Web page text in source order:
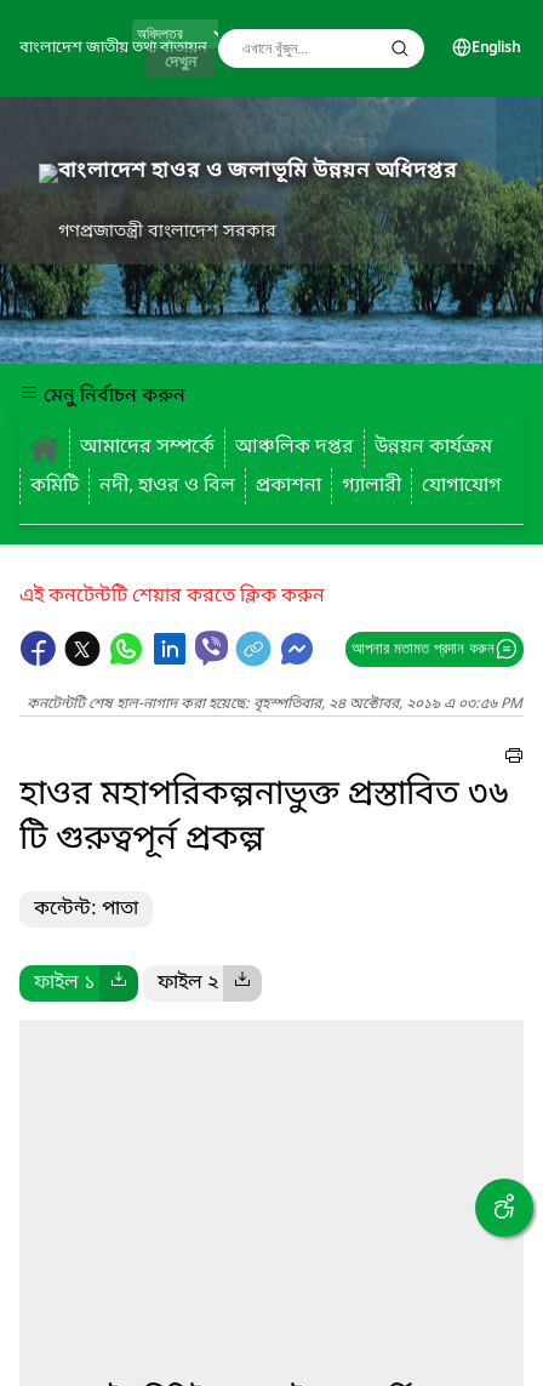
বাংলাদেশ জাতীয় তথ্য বাতায়ন
দেখুন
English
বাংলাদেশ হাওর ও জলাভূমি উন্নয়ন অধিদপ্তর
গণপ্রজাতন্ত্রী বাংলাদেশ সরকার
মেনু নির্বাচন করুন
আমাদের সম্পর্কে
আঞ্চলিক দপ্তর
উন্নয়ন কার্যক্রম
কমিটি
নদী, হাওর ও বিল প্রকাশনা গ্যালারী যোগাযোগ
এই কনটেন্টটি শেয়ার করতে ক্লিক করুন
আপনার মতামত প্রদান করুন
কনটেন্টটি শেষ হাল-নাগাদ করা হয়েছে: বৃহস্পতিবার, ২৪ অক্টোবর, ২০১৯ এ ০৩:৫৬ PM
হাওর মহাপরিকল্পনাভুক্ত প্রস্তাবিত ৩৬
টি গুরুত্বপূর্ন প্রকল্প
কন্টেন্ট: পাতা
ফাইল ১ ফাইল ২